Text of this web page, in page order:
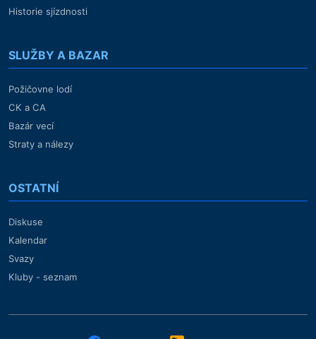
Historie sjízdnosti
SLUŽBY A BAZAR
Požičovne lodí
CK a CA
Bazár vecí
Straty a nálezy
OSTATNÍ
Diskuse
Kalendar
Svazy
Kluby - seznam